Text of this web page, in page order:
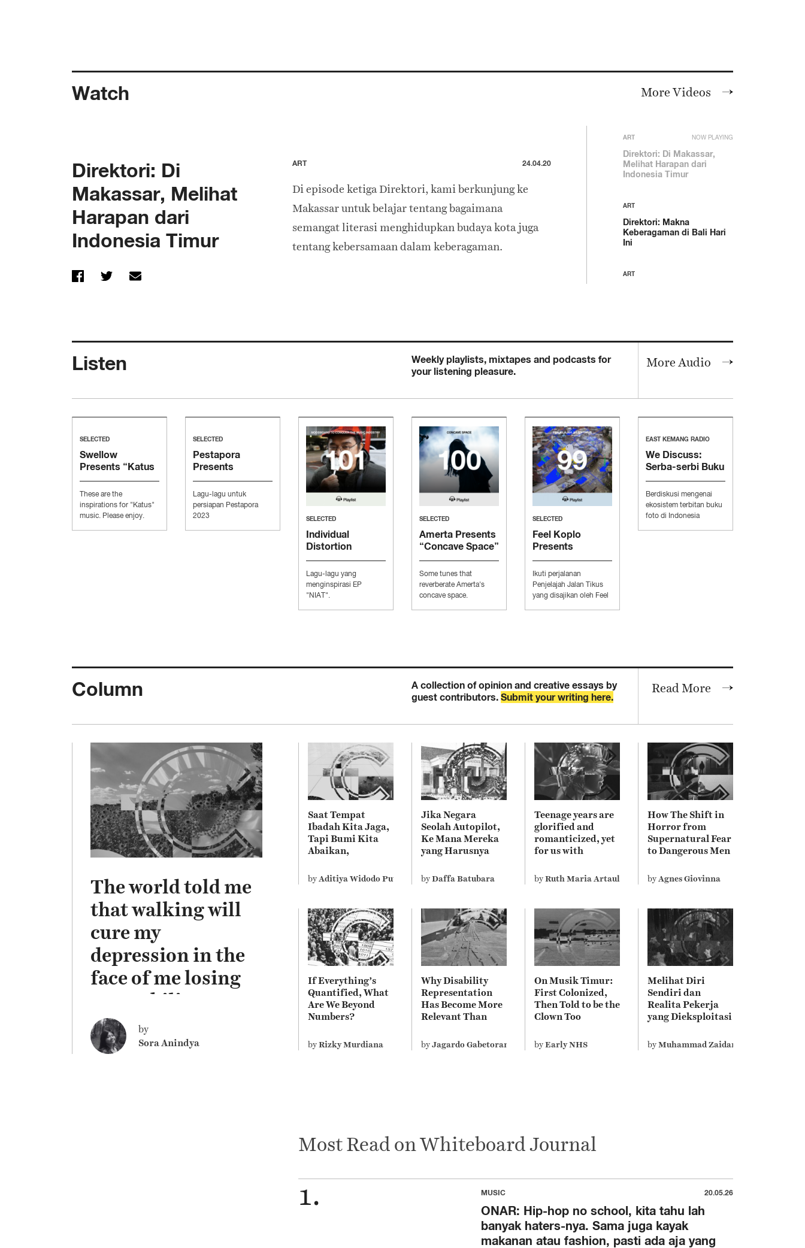
Watch More Videos
Direktori: Di
Makassar, Melihat
Harapan dari
Indonesia Timur
ART 24.04.20
Di episode ketiga Direktori, kami berkunjung ke
Makassar untuk belajar tentang bagaimana
semangat literasi menghidupkan budaya kota juga
tentang kebersamaan dalam keberagaman.
ART NOW PLAYING
Direktori: Di Makassar,
Melihat Harapan dari
Indonesia Timur
ART
Direktori: Makna
Keberagaman di Bali Hari
Ini
ART
Footurama Show: Onad,
Coolest of All” di The Flex
Screen Time with .Feast &
2: Gardika Gigih & BAP.
Listen
Weekly playlists, mixtapes and podcasts for
your listening pleasure.
More Audio
SELECTED
Swellow
Presents “Katus
Music”
These are the
inspirations for "Katus"
music. Please enjoy.
SELECTED
Pestapora
Presents
“Persiapan
Pesta”
Lagu-lagu untuk
persiapan Pestapora
2023
SELECTED
Individual
Distortion
Presents
“Moodboard to
Conquer The
Music Industry”
Lagu-lagu yang
menginspirasi EP
"NIAT".
SELECTED
Amerta Presents
“Concave Space”
Some tunes that
reverberate Amerta's
concave space.
SELECTED
Feel Koplo
Presents
“Penjelajah Jalan
Tikus”
Ikuti perjalanan
Penjelajah Jalan Tikus
yang disajikan oleh Feel
EAST KEMANG RADIO
We Discuss:
Serba-serbi Buku
Foto Alternatif
Berdiskusi mengenai
ekosistem terbitan buku
foto di Indonesia
Column
A collection of opinion and creative essays by
guest contributors. Submit your writing here.
Read More
The world told me
that walking will
cure my
depression in the
face of me losing
my mobility
by
Sora Anindya
Saat Tempat
Ibadah Kita Jaga,
Tapi Bumi Kita
Abaikan,
Sebenarnya
Ajaran Agama
byAditiya Widodo Putra
Jika Negara
Seolah Autopilot,
Ke Mana Mereka
yang Harusnya
byDaffa Batubara
Teenage years are
glorified and
romanticized, yet
for us with
perceive it
differently
byRuth Maria Artauli Purba
How The Shift in
Horror from
Supernatural Fear
to Dangerous Men
on Screen
byAgnes Giovinna
If Everything’s
Quantified, What
Are We Beyond
Numbers?
byRizky Murdiana
Why Disability
Representation
Has Become More
Relevant Than
byJagardo Gabetorang Damanik
On Musik Timur:
First Colonized,
Then Told to be the
Clown Too
byEarly NHS
Melihat Diri
Sendiri dan
Realita Pekerja
yang Dieksploitasi
Edwin
byMuhammad Zaidan
Most Read on Whiteboard Journal
MUSIC 20.05.26
ONAR: Hip-hop no school, kita tahu lah
banyak haters-nya. Sama juga kayak
makanan atau fashion, pasti ada aja yang